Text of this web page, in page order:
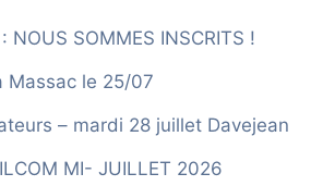
: NOUS SOMMES INSCRITS !
Massac le 25/07
– mardi 28 juillet Davejean
MI- JUILLET 2026